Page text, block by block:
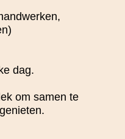
dag.
om samen te